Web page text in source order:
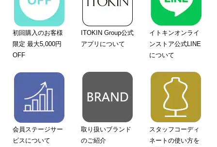
初回購入のお客様
限定 最大5,000円
OFF
ITOKIN Group公式
アプリについて
イトキンオンライ
ンストア公式LINE
について
会員ステージサー
ビスについて
取り扱いブランド
のご紹介
スタッフコーディ
ネートの使い方を